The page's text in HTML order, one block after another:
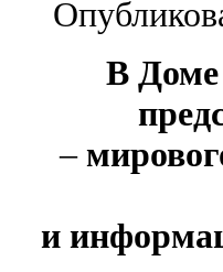
В
–
и